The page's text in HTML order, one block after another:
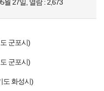
월 27일, 열람 : 2,673
군포시)
군포시)
도 화성시)